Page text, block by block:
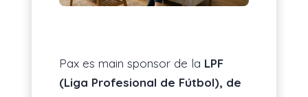
Pax es main sponsor de la LPF
(Liga Profesional de Fútbol), de